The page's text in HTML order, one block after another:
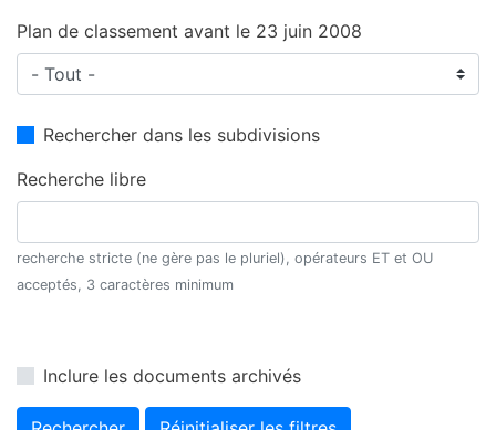
Plan de classement avant le 23 juin 2008
Rechercher dans les subdivisions
Recherche libre
recherche stricte (ne gère pas le pluriel), opérateurs ET et OU
acceptés, 3 caractères minimum
Inclure les documents archivés